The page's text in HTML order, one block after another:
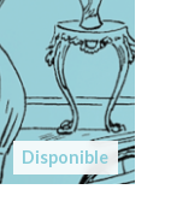
Disponible